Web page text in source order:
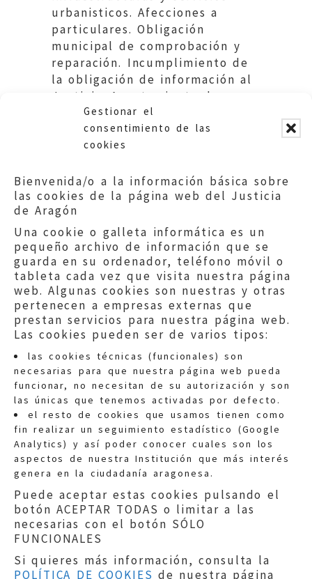
Gestionar el
consentimiento de las
cookies
Bienvenida/o a la información básica sobre
las cookies de la página web del Justicia
de Aragón
Una cookie o galleta informática es un
pequeño archivo de información que se
guarda en su ordenador, teléfono móvil o
tableta cada vez que visita nuestra página
web. Algunas cookies son nuestras y otras
pertenecen a empresas externas que
prestan servicios para nuestra página web.
Las cookies pueden ser de varios tipos:
las cookies técnicas (funcionales) son
necesarias para que nuestra página web pueda
funcionar, no necesitan de su autorización y son
las únicas que tenemos activadas por defecto.
el resto de cookies que usamos tienen como
fin realizar un seguimiento estadístico (Google
Analytics) y así poder conocer cuales son los
aspectos de nuestra Institución que más interés
genera en la ciudadanía aragonesa.
Puede aceptar estas cookies pulsando el
botón ACEPTAR TODAS o limitar a las
necesarias con el botón SÓLO
FUNCIONALES
Si quieres más información, consulta la
POLÍTICA DE COOKIES de nuestra página
urbanisticos. Afecciones a
particulares. Obligación
municipal de comprobación y
reparación. Incumplimiento de
la obligación de información al
Justicia. Ayuntamiento de
Moros.
Quejas:quejas@eljusticiadearagon.es
Información general:
informacion@eljusticiadearagon.es
Teléfonos:900 210 210/